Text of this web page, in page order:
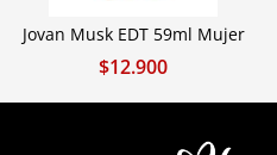
Jovan Musk EDT 59ml Mujer
$12.900